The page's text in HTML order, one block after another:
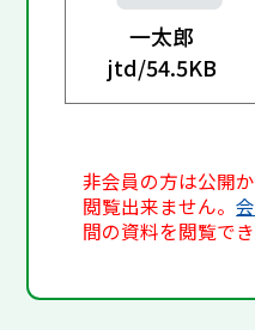
一太郎
jtd/54.5KB
非会員の方は公開
閲覧出来ません。
間の資料を閲覧でき